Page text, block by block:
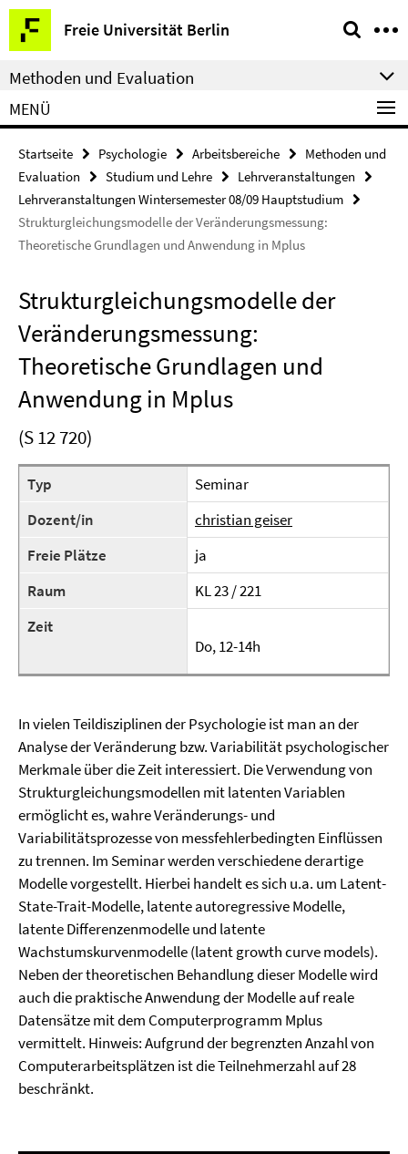
Springe
direkt
zu
Inhalt
Freie Universität Berlin
Service-
Navigation
Methoden und Evaluation
MENÜ
Startseite Psychologie Arbeitsbereiche
Methoden und
Evaluation
Studium und Lehre
Lehrveranstaltungen
Lehrveranstaltungen Wintersemester 08/09 Hauptstudium
Strukturgleichungsmodelle der Veränderungsmessung:
Theoretische Grundlagen und Anwendung in Mplus
Strukturgleichungsmodelle der
Veränderungsmessung:
Theoretische Grundlagen und
Anwendung in Mplus
(S 12 720)
Typ
Seminar
Dozent/in
christian geiser
Freie Plätze
ja
Raum
KL 23 / 221
Zeit
Do, 12-14h
In vielen Teildisziplinen der Psychologie ist man an der
Analyse der Veränderung bzw. Variabilität psychologischer
Merkmale über die Zeit interessiert. Die Verwendung von
Strukturgleichungsmodellen mit latenten Variablen
ermöglicht es, wahre Veränderungs- und
Variabilitätsprozesse von messfehlerbedingten Einflüssen
zu trennen. Im Seminar werden verschiedene derartige
Modelle vorgestellt. Hierbei handelt es sich u.a. um Latent-
State-Trait-Modelle, latente autoregressive Modelle,
latente Differenzenmodelle und latente
Wachstumskurvenmodelle (latent growth curve models).
Neben der theoretischen Behandlung dieser Modelle wird
auch die praktische Anwendung der Modelle auf reale
Datensätze mit dem Computerprogramm Mplus
vermittelt. Hinweis: Aufgrund der begrenzten Anzahl von
Computerarbeitsplätzen ist die Teilnehmerzahl auf 28
beschränkt.